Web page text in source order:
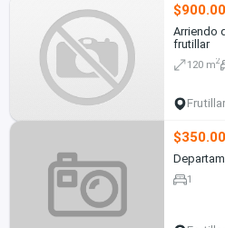
Arriendo
frutillar
120 m2
1